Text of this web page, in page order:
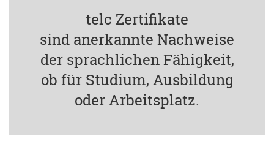
telc Zertifikate
sind anerkannte Nachweise
der sprachlichen Fähigkeit,
ob für Studium, Ausbildung
oder Arbeitsplatz.